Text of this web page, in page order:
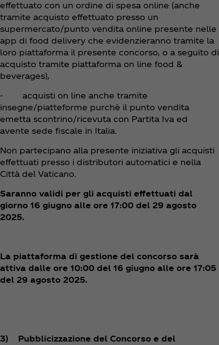
effettuato con un ordine di spesa online (anche
tramite acquisto effettuato presso un
supermercato/punto vendita online presente nelle
app di food delivery che evidenzieranno tramite la
loro piattaforma il presente concorso, o a seguito di
acquisto tramite piattaforma on line food &
beverages),
- acquisti on line anche tramite
insegne/piatteforme purchè il punto vendita
emetta scontrino/ricevuta con Partita Iva ed
avente sede fiscale in Italia.
Non partecipano alla presente iniziativa gli acquisti
effettuati presso i distributori automatici e nella
Città del Vaticano.
Saranno validi per gli acquisti effettuati dal
giorno 16 giugno alle ore 17:00 del 29 agosto
2025.
La piattaforma di gestione del concorso sarà
attiva dalle ore 10:00 del 16 giugno alle ore 17:05
del 29 agosto 2025.
3) Pubblicizzazione del Concorso e del